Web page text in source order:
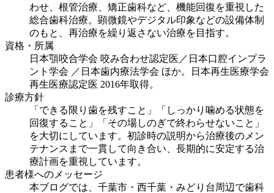
わせ、根管治療、矯正歯科など、機能回復を重視した
総合歯科治療。顕微鏡やデジタル印象などの設備体制
のもと、再治療を繰り返さない治療を目指す。
資格・所属
日本顎咬合学会 咬み合わせ認定医／日本口腔インプラ
ント学会 ／日本歯内療法学会 ほか。日本再生医療学会
再生医療認定医 2016年取得。
診療方針
「できる限り歯を残すこと」「しっかり噛める状態を
回復すること」「その場しのぎで終わらせないこと」
を大切にしています。初診時の説明から治療後のメン
テナンスまで一貫して向き合い、長期的に安定する治
療計画を重視しています。
患者様へのメッセージ
本ブログでは、千葉市・西千葉・みどり台周辺で歯科